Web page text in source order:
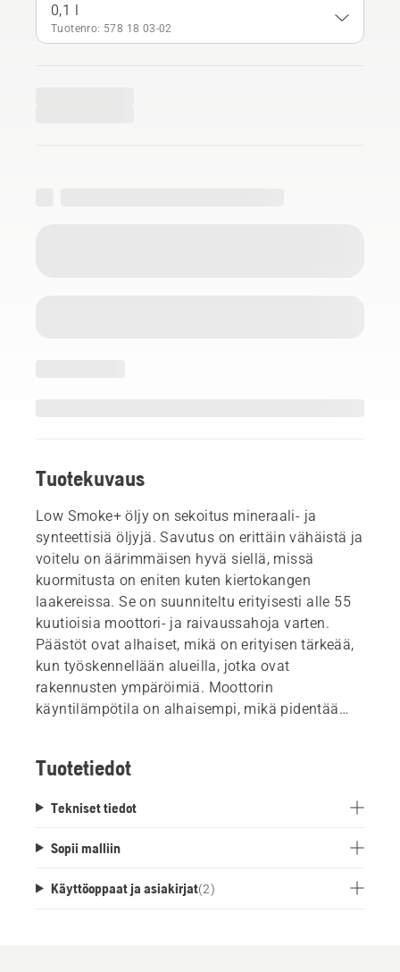
0,1 l
Tuotenro: 578 18 03‑02
Tuotekuvaus
Low Smoke+ öljy on sekoitus mineraali- ja
synteettisiä öljyjä. Savutus on erittäin vähäistä ja
voitelu on äärimmäisen hyvä siellä, missä
kuormitusta on eniten kuten kiertokangen
laakereissa. Se on suunniteltu erityisesti alle 55
kuutioisia moottori- ja raivaussahoja varten.
Päästöt ovat alhaiset, mikä on erityisen tärkeää,
kun työskennellään alueilla, jotka ovat
rakennusten ympäröimiä. Moottorin
käyntilämpötila on alhaisempi, mikä pidentää
laihasta seoksesta että karstoittumisesta
Tuotetiedot
Tekniset tiedot
Sopii malliin
Käyttöoppaat ja asiakirjat(2)